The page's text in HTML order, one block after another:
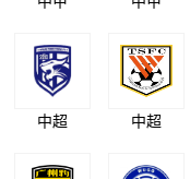
中超 中超